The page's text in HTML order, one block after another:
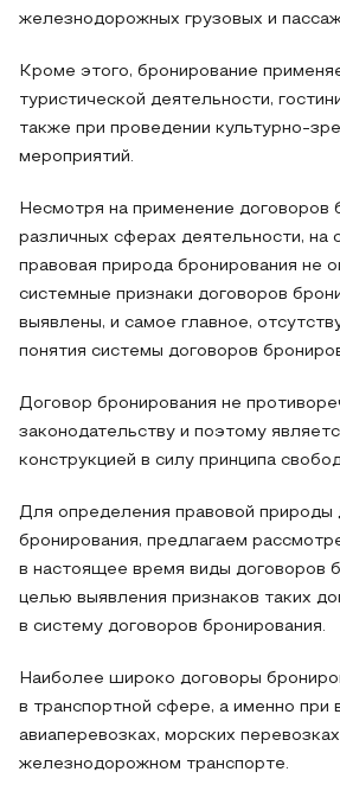
железнодорожных грузовых и
Кроме этого, бронирование
туристической деятельности,
также при проведении культурно-
мероприятий.
Несмотря на применение договоров
различных сферах деятельности, на
правовая природа бронирования не
системные признаки договоров
выявлены, и самое главное,
понятия системы договоров
Договор бронирования не
законодательству и поэтому
конструкцией в силу принципа
Для определения правовой природы
бронирования, предлагаем
в настоящее время виды договоров
целью выявления признаков таких
в систему договоров бронирования.
Наиболее широко договоры
в транспортной сфере, а именно при
авиаперевозках, морских
железнодорожном транспорте.